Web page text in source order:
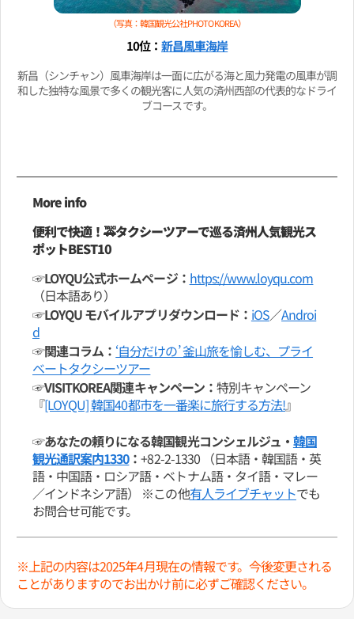
（写真：韓国観光公社PHOTO KOREA）
10位： 新昌風車海岸
新昌（シンチャン）風車海岸は一面に広がる海と風力発電の風車が調
和した独特な風景で多くの観光客に人気の済州西部の代表的なドライ
ブコースです。
More info
便利で快適！🚕タクシーツアーで巡る済州人気観光ス
ポットBEST10
☞LOYQU公式ホームページ： https://www.loyqu.com
（日本語あり）
☞LOYQU モバイルアプリダウンロード： iOS／Androi
d
☞関連コラム： ‘自分だけの’ 釜山旅を愉しむ、プライ
ベートタクシーツアー
☞VISITKOREA関連キャンペーン： 特別キャンペーン
『[LOYQU] 韓国40都市を一番楽に旅行する方法!』
☞あなたの頼りになる韓国観光コンシェルジュ・ 韓国
観光通訳案内1330：+82-2-1330 （日本語・韓国語・英
語・中国語・ロシア語・ベトナム語・タイ語・マレー
／インドネシア語） ※この他有人ライブチャットでも
お問合せ可能です。
※上記の内容は2025年4月現在の情報です。今後変更される
ことがありますのでお出かけ前に必ずご確認ください。